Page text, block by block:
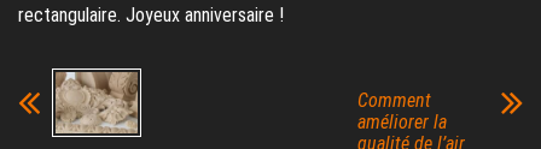
rectangulaire. Joyeux anniversaire !
Comment
améliorer la
qualité de l’air